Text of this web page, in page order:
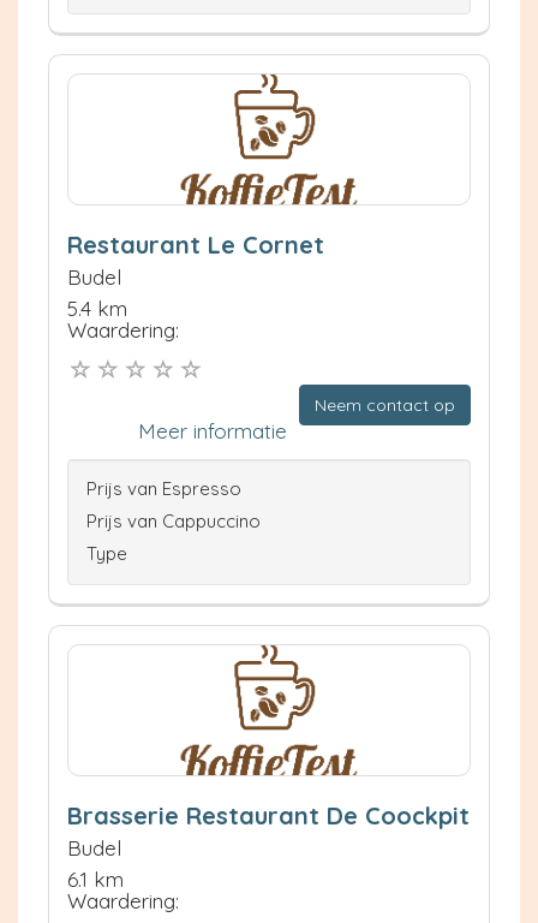
Restaurant Le Cornet
Budel
5.4 km
Waardering:
Neem contact op
Meer informatie
Prijs van Espresso
Prijs van Cappuccino
Type
Brasserie Restaurant De Coockpit
Budel
6.1 km
Waardering: